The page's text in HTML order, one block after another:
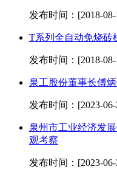
发布时间：[2018-
T系列全自动免烧砖
发布时间：[2018-
泉工股份董事长傅
发布时间：[2023-
泉州市工业经济发
观考察
发布时间：[2023-